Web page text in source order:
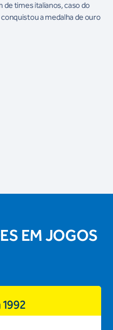
de times italianos, caso do
a medalha de ouro
EM JOGOS